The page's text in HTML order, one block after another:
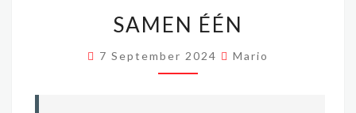
ÉÉN
SAMEN ÉÉN
7 September 2024 Mario